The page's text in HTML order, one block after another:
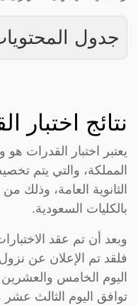
جدول
نتائج اختبار
يعتبر اختبار القدرات
المملكة، والتي يتم
الثانوية العامة، وذلك
بالكليات السعودية.
وبعد أن تم عقد
فلقد تم الإعلان عن نزول
اليوم الخامس والعشرين
توافق اليوم الثالث